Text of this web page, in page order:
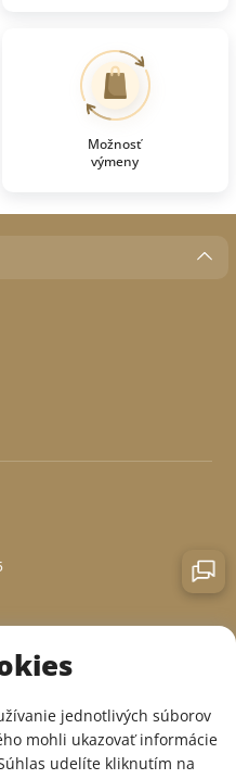
Možnosť
výmeny
jednotlivých súborov
mohli ukazovať informácie
udelíte kliknutím na